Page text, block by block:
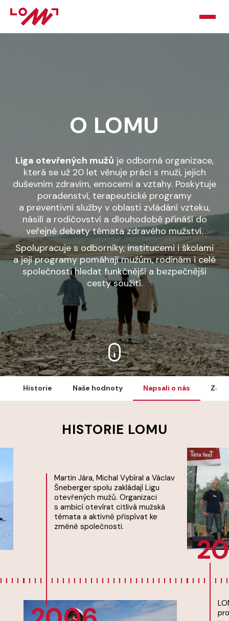
BLOG
KONTAKT
O LOMU
Liga otevřených mužů je odborná organizace,
která se už 20 let věnuje práci s muži, jejich
duševním zdravím, emocemi a vztahy. Poskytuje
poradenství, terapeutické programy
a preventivní služby v oblasti zvládání vzteku,
násilí a rodičovství a dlouhodobě přináší do
veřejné debaty témata zdravého mužství.
Spolupracuje s odborníky, institucemi i školami
a její programy pomáhají mužům, rodinám i celé
společnosti hledat funkčnější a bezpečnější
cesty soužití.
Historie Naše hodnoty Napsali o nás
HISTORIE LOMU
Martin Jára, Michal Vybíral a Václav
Šneberger spolu zakládají Ligu
otevřených mužů. Organizaci
s ambicí otevírat citlivá mužská
témata a aktivně přispívat ke
změně společnosti.